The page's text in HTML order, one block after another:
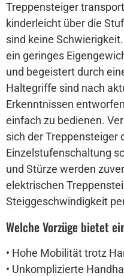
Treppensteiger
kinderleicht über die
sind keine
ein geringes
und begeistert durch
Haltegriffe sind nach
Erkenntnissen
einfach zu bedienen.
sich der Treppensteiger
Einzelstufenschaltung
und Stürze werden
elektrischen
Steiggeschwindigkeit
Welche Vorzüge bietet
• Hohe Mobilität trotz
• Unkomplizierte